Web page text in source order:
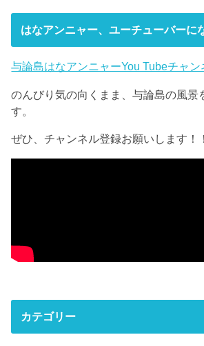
はなアンニャー、ユーチューバーに
与論島はなアンニャーYou Tubeチャン
のんびり気の向くまま、与論島の風景
す。
ぜひ、チャンネル登録お願いします！！
カテゴリー